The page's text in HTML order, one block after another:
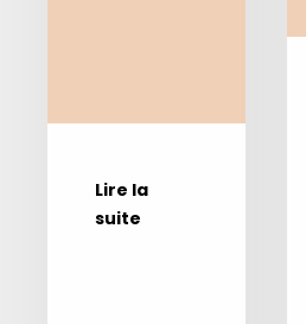
Lire la
suite